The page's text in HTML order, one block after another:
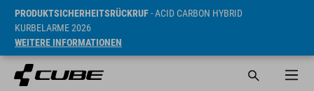
PRODUKTSICHERHEITSRÜCKRUF- ACID CARBON HYBRID
KURBELARME 2026
WEITERE INFORMATIONEN